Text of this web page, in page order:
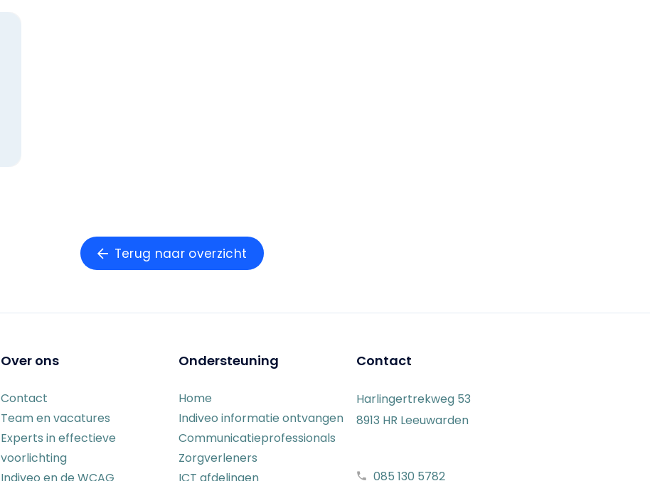
Terug naar overzicht
Over ons
Contact
Team en vacatures
Experts in effectieve
voorlichting
Ondersteuning
Home
Indiveo informatie ontvangen
Communicatieprofessionals
Zorgverleners
Contact
Harlingertrekweg 53
8913 HR Leeuwarden
085 130 5782